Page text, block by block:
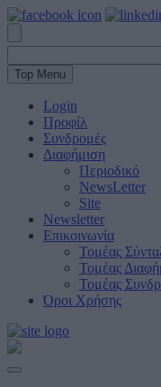
Top Menu
Login
Προφίλ
Συνδρομές
Διαφήμιση
Περιοδικό
NewsLetter
Site
Newsletter
Επικοινωνία
Τομέας
Τομέας
Τομέας
Όροι Χρήσης